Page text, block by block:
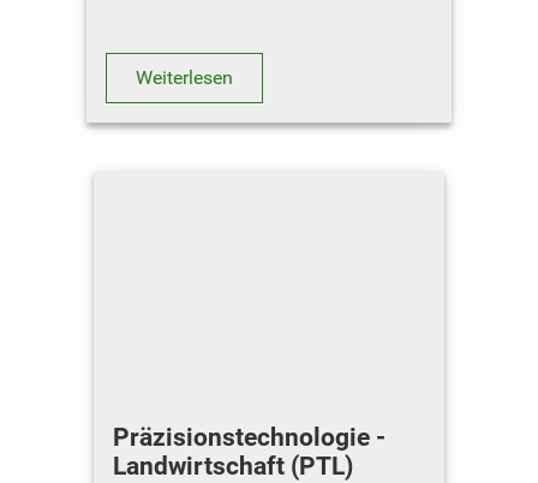
Weiterlesen
Präzisionstechnologie -
Landwirtschaft (PTL)